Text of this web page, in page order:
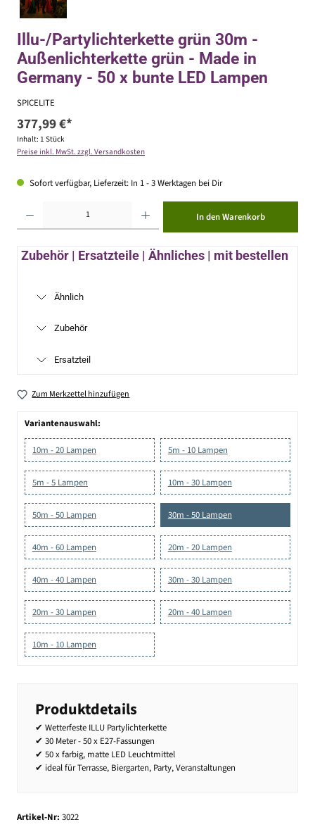
Illu-/Partylichterkette grün 30m -
Außenlichterkette grün - Made in
Germany - 50 x bunte LED Lampen
SPICELITE
377,99 €*
Inhalt: 1 Stück
Preise inkl. MwSt. zzgl. Versandkosten
Sofort verfügbar, Lieferzeit: In 1 - 3 Werktagen bei Dir
In den Warenkorb
Zubehör | Ersatzteile | Ähnliches | mit bestellen
Ähnlich
Zubehör
Ersatzteil
Zum Merkzettel hinzufügen
Variantenauswahl:
10m - 20 Lampen 5m - 10 Lampen
5m - 5 Lampen 10m - 30 Lampen
50m - 50 Lampen 30m - 50 Lampen
40m - 60 Lampen 20m - 20 Lampen
40m - 40 Lampen 30m - 30 Lampen
20m - 30 Lampen 20m - 40 Lampen
10m - 10 Lampen
Produktdetails
✔ Wetterfeste ILLU Partylichterkette
✔ 30 Meter - 50 x E27-Fassungen
✔ 50 x farbig, matte LED Leuchtmittel
✔ ideal für Terrasse, Biergarten, Party, Veranstaltungen
Artikel-Nr: 3022